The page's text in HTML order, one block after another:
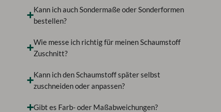
Kann ich auch Sondermaße oder Sonderformen
bestellen?
Wie messe ich richtig für meinen Schaumstoff
Zuschnitt?
Kann ich den Schaumstoff später selbst
zuschneiden oder anpassen?
Gibt es Farb- oder Maßabweichungen?